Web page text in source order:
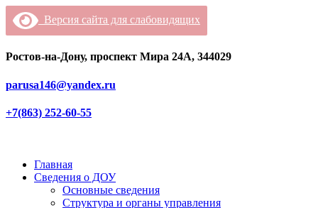
Версия сайта для слабовидящих
Ростов-на-Дону, проспект Мира 24А, 344029
parusa146@yandex.ru
+7(863) 252-60-55
Главная
Сведения о ДОУ
Основные сведения
Структура и органы управления